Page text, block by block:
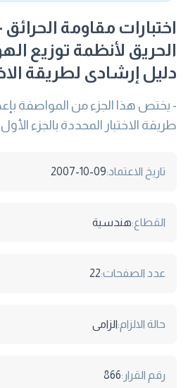
اختبارات مقاومة
الحريق لأنظمة توزيع
دليل إرشادى لطريقة
- يختص هذا الجزء من المواصفة
طريقة الاختبار المحددة بالجزء
تاريخ الاعتماد:2007-10-09
القطاع:هندسية
عدد الصفحات:22
حالة الالزام:الزامى
رقم القرار:866